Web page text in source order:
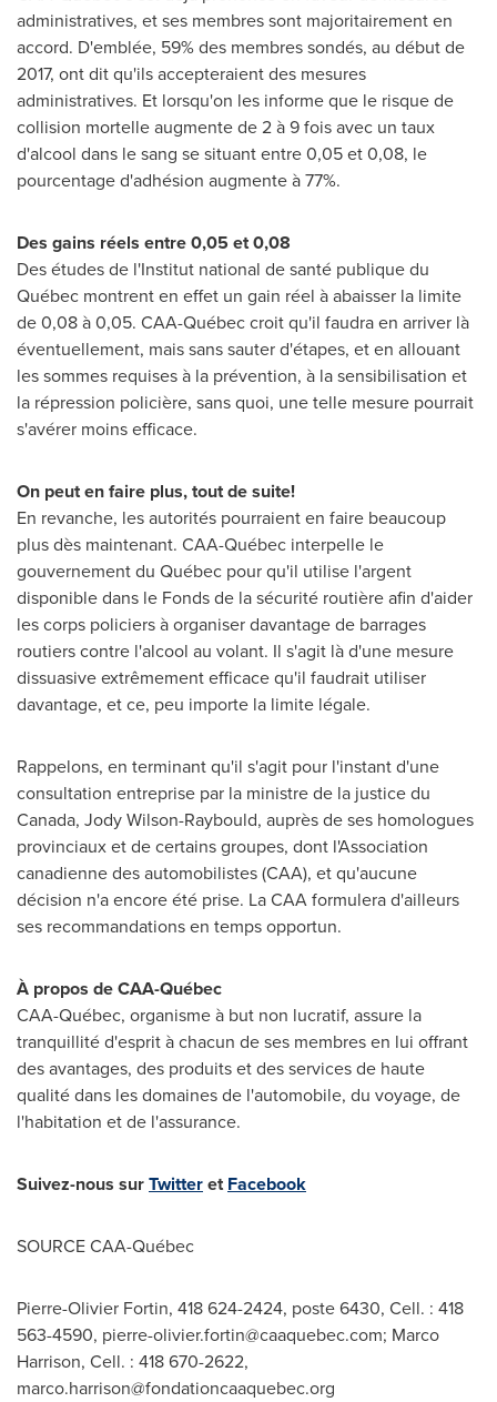
administratives, et ses membres sont majoritairement en
accord. D'emblée, 59% des membres sondés, au début de
2017, ont dit qu'ils accepteraient des mesures
administratives. Et lorsqu'on les informe que le risque de
collision mortelle augmente de 2 à 9 fois avec un taux
d'alcool dans le sang se situant entre 0,05 et 0,08, le
pourcentage d'adhésion augmente à 77%.
Des gains réels entre 0,05 et 0,08
Des études de l'Institut national de santé publique du
Québec montrent en effet un gain réel à abaisser la limite
de 0,08 à 0,05. CAA-Québec croit qu'il faudra en arriver là
éventuellement, mais sans sauter d'étapes, et en allouant
les sommes requises à la prévention, à la sensibilisation et
la répression policière, sans quoi, une telle mesure pourrait
s'avérer moins efficace.
On peut en faire plus, tout de suite!
En revanche, les autorités pourraient en faire beaucoup
plus dès maintenant. CAA-Québec interpelle le
gouvernement du Québec pour qu'il utilise l'argent
disponible dans le Fonds de la sécurité routière afin d'aider
les corps policiers à organiser davantage de barrages
routiers contre l'alcool au volant. Il s'agit là d'une mesure
dissuasive extrêmement efficace qu'il faudrait utiliser
davantage, et ce, peu importe la limite légale.
Rappelons, en terminant qu'il s'agit pour l'instant d'une
consultation entreprise par la ministre de la justice du
Canada, Jody Wilson-Raybould, auprès de ses homologues
provinciaux et de certains groupes, dont l'Association
canadienne des automobilistes (CAA), et qu'aucune
décision n'a encore été prise. La CAA formulera d'ailleurs
ses recommandations en temps opportun.
À propos de CAA-Québec
CAA-Québec, organisme à but non lucratif, assure la
tranquillité d'esprit à chacun de ses membres en lui offrant
des avantages, des produits et des services de haute
qualité dans les domaines de l'automobile, du voyage, de
l'habitation et de l'assurance.
Suivez-nous surTwitteretFacebook
SOURCE CAA-Québec
Pierre-Olivier Fortin, 418 624-2424, poste 6430, Cell. : 418
563-4590, pierre-olivier.fortin@caaquebec.com; Marco
Harrison, Cell. : 418 670-2622,
marco.harrison@fondationcaaquebec.org